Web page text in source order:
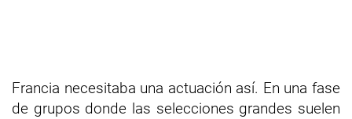
Francia necesitaba una actuación así. En una fase
de grupos donde las selecciones grandes suelen